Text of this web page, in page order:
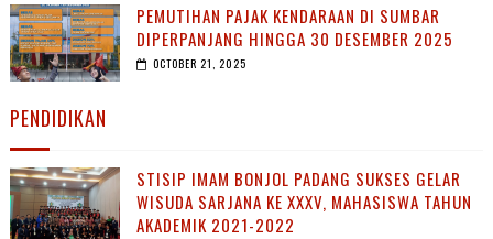
PEMUTIHAN PAJAK KENDARAAN DI SUMBAR
DIPERPANJANG HINGGA 30 DESEMBER 2025
OCTOBER 21, 2025
PENDIDIKAN
STISIP IMAM BONJOL PADANG SUKSES GELAR
WISUDA SARJANA KE XXXV, MAHASISWA TAHUN
AKADEMIK 2021-2022